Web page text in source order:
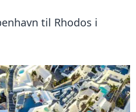
til Rhodos i